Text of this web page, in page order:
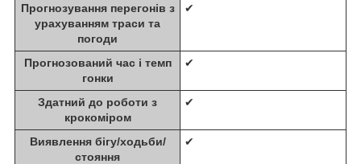
Прогнозування перегонів з
урахуванням траси та
погоди
✔
Прогнозований час і темп
гонки
✔
Здатний до роботи з
крокоміром
✔
Виявлення бігу/ходьби/
стояння
✔